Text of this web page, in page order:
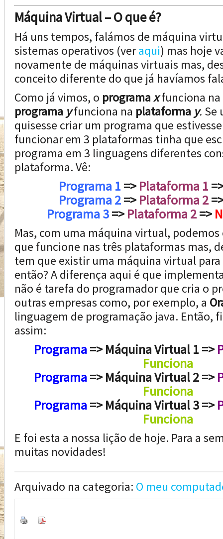
Máquina Virtual – O que é?
Há uns tempos, falámos de máquina
sistemas operativos (veraqui) mas hoje
novamente de máquinas virtuais mas,
conceito diferente do que já havíamos
Como já vimos, o programaxfunciona na
programa yfunciona na plataforma y. Se
quisesse criar um programa que
funcionar em 3 plataformas tinha que
programa em 3 linguagens diferentes
plataforma. Vê:
Programa 1 => Plataforma 1
Programa 2=> Plataforma 2
Programa 3=> Plataforma 2=>
Mas, com uma máquina virtual,
que funcione nas três plataformas mas,
tem que existir uma máquina virtual
então? A diferença aqui é que
não é tarefa do programador que cria o
outras empresas como, por exemplo, a
linguagem de programação java. Então,
assim:
Programa => Máquina Virtual 1 =>
Funciona
Programa => Máquina Virtual 2 =>
Funciona
Programa => Máquina Virtual 3 =>
Funciona
E foi esta a nossa lição de hoje. Para a
muitas novidades!
Arquivado na categoria: O meu